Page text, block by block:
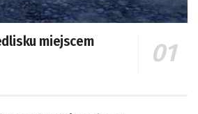
miejscem